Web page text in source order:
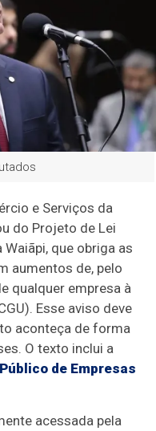
e Serviços da
do Projeto de Lei
que obriga as
aumentos de, pelo
qualquer empresa à
Esse aviso deve
aconteça de forma
O texto inclui a
de Empresas
acessada pela